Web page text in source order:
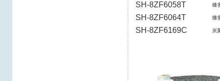
SH-8ZF6058T 維
SH-8ZF6064T 維
SH-8ZF6169C 米